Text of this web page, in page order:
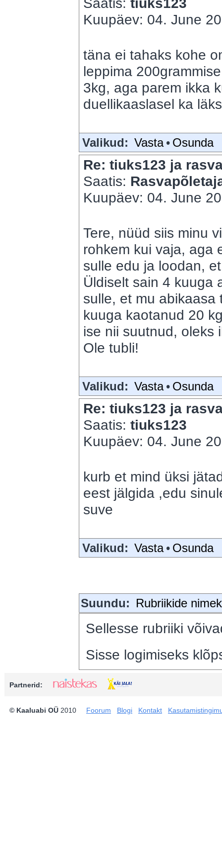
Kuupäev: 04. June
täna ei tahaks kohe
leppima
3kg, aga parem ikka
duellikaaslasel ka läks
Valikud: Vasta • Osunda
Re: tiuks123 ja
Saatis:
Kuupäev: 04. June
Tere, nüüd siis minu
rohkem kui vaja, aga
sulle edu ja loodan,
Üldiselt sain 4 kuuga
sulle, et mu abikaasa
kuuga kaotanud 20
ise nii suutnud, oleks
Ole tubli!
Valikud: Vasta • Osunda
Re: tiuks123 ja
Saatis: tiuks123
Kuupäev: 04. June
kurb et mind üksi
eest jälgida ,edu
suve
Valikud: Vasta • Osunda
Suundu: Rubriikide
Sellesse rubriiki
Sisse logimiseks